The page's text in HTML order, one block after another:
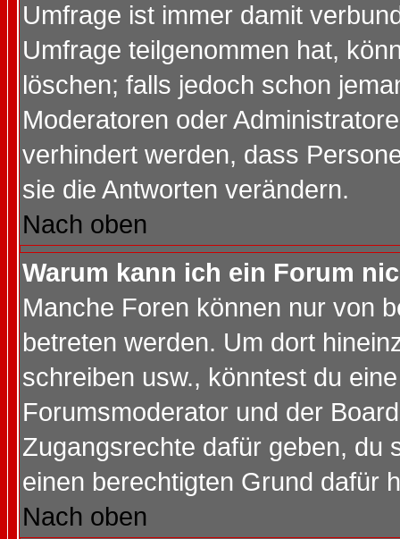
Umfrage ist immer damit
Umfrage teilgenommen hat,
löschen; falls jedoch schon
Moderatoren oder
verhindert werden, dass
sie die Antworten verändern.
Nach oben
Warum kann ich ein Forum
Manche Foren können nur von
betreten werden. Um dort
schreiben usw., könntest du
Forumsmoderator und der
Zugangsrechte dafür geben, du
einen berechtigten Grund dafür
Nach oben